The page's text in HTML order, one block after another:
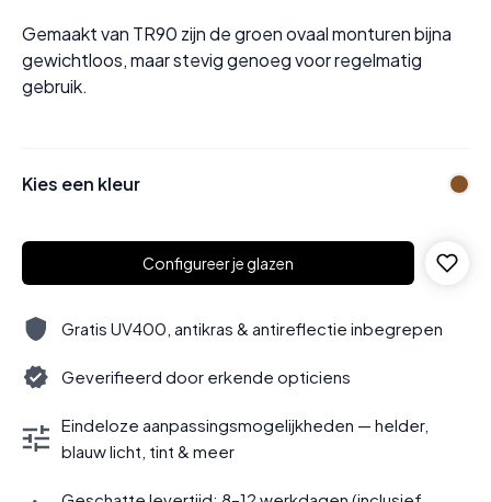
Gemaakt van TR90 zijn de groen ovaal monturen bijna
gewichtloos, maar stevig genoeg voor regelmatig
gebruik.
Kies een kleur
Configureer je glazen
Gratis UV400, antikras & antireflectie inbegrepen
Geverifieerd door erkende opticiens
Eindeloze aanpassingsmogelijkheden — helder,
blauw licht, tint & meer